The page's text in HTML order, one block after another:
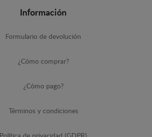
Información
Formulario de devolución
¿Cómo comprar?
¿Cómo pago?
Términos y condiciones